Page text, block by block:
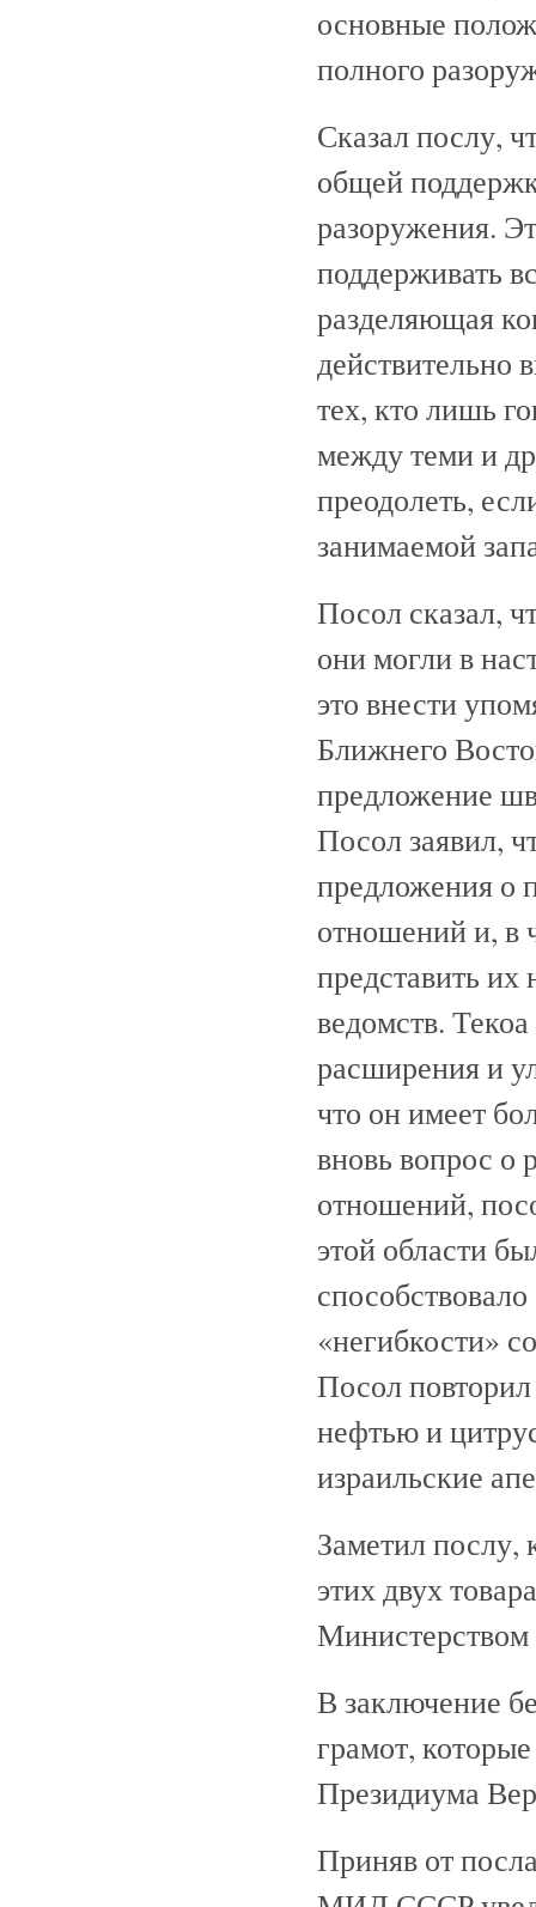
основные
полного
Сказал послу,
общей
разоружения.
поддерживать
разделяющая
действительно
тех, кто лишь
между теми и
преодолеть,
занимаемой
Посол сказал,
они могли в
это внести
Ближнего
предложение
Посол заявил,
предложения о
отношений и, в
представить их
ведомств.
расширения и
что он имеет
вновь вопрос о
отношений,
этой области
«негибкости»
Посол
нефтью и
израильские
Заметил послу,
этих двух
Министерством
В заключение
грамот,
Президиума
Приняв от